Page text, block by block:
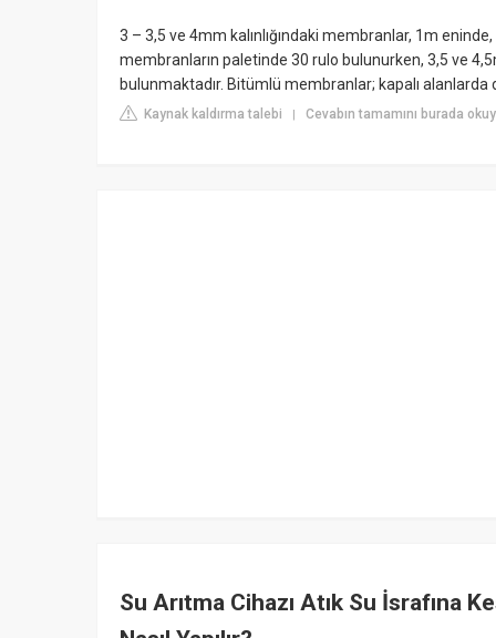
3 – 3,5 ve 4mm kalınlığındaki membranlar, 1m
membranların paletinde 30 rulo bulunurken, 3,5 ve
bulunmaktadır. Bitümlü membranlar; kapalı alanlarda
Kaynak kaldırma talebi | Cevabın tamamını burada
Su Arıtma Cihazı Atık Su İsrafına